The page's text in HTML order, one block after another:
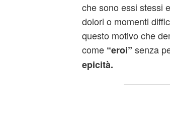
che sono essi stessi
dolori o momenti
questo motivo che
come “eroi” senza
epicità.